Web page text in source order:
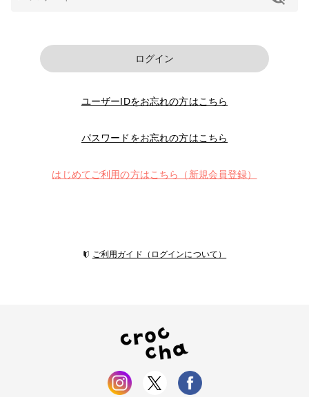
ログイン
ユーザーIDをお忘れの方はこちら
パスワードをお忘れの方はこちら
はじめてご利用の方はこちら（新規会員登録）
ご利用ガイド（ログインについて）